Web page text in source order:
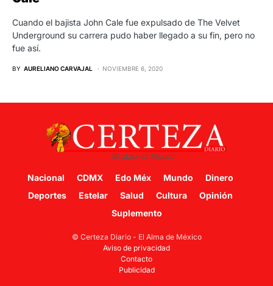
Cuando el bajista John Cale fue expulsado de The Velvet
Underground su carrera pudo haber llegado a su fin, pero no
fue así.
BY AURELIANO CARVAJAL NOVIEMBRE 6, 2020
Nacional CDMX Edo Méx Mundo
Dinero
Deportes
Estelar Salud Cultura
Opinión
Suplemento
© Certeza Diario - El Alma de México
Aviso de privacidad
Contacto
Publicidad